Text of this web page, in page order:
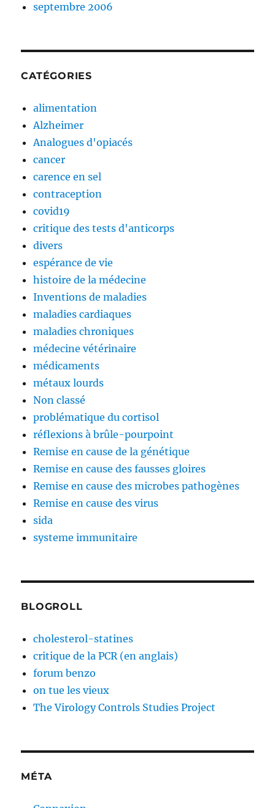
septembre 2006
CATÉGORIES
alimentation
Alzheimer
Analogues d'opiacés
cancer
carence en sel
contraception
covid19
critique des tests d'anticorps
divers
espérance de vie
histoire de la médecine
Inventions de maladies
maladies cardiaques
maladies chroniques
médecine vétérinaire
médicaments
métaux lourds
Non classé
problématique du cortisol
réflexions à brûle-pourpoint
Remise en cause de la génétique
Remise en cause des fausses gloires
Remise en cause des microbes pathogènes
Remise en cause des virus
sida
systeme immunitaire
BLOGROLL
cholesterol-statines
critique de la PCR (en anglais)
forum benzo
on tue les vieux
The Virology Controls Studies Project
MÉTA